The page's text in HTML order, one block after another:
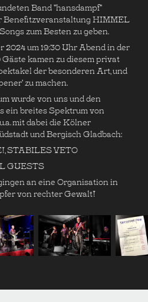
Band "hansdampf"
Benefitzveranstaltung HIMMEL
zum Besten zu geben.
2024 um 19:30 Uhr Abend in der
kamen zu diesem privat
der besonderen Art, und
zu machen.
wurde von uns und den
ein breites Spektrum von
mit dabei die Kölner
und Bergisch Gladbach:
STABILES VETO
GUESTS
an eine Organisation in
von rechter Gewalt!